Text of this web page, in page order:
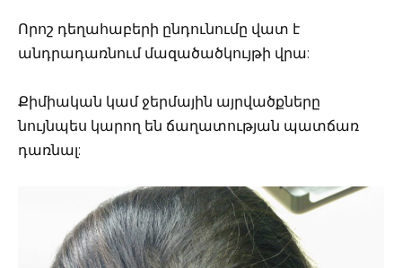
Որոշ դեղահաբերի ընդունումը վատ է
անդրադառնում մազածածկույթի վրա:
Քիմիական կամ ջերմային այրվածքները
նույնպես կարող են ճաղատության պատճառ
դառնալ: